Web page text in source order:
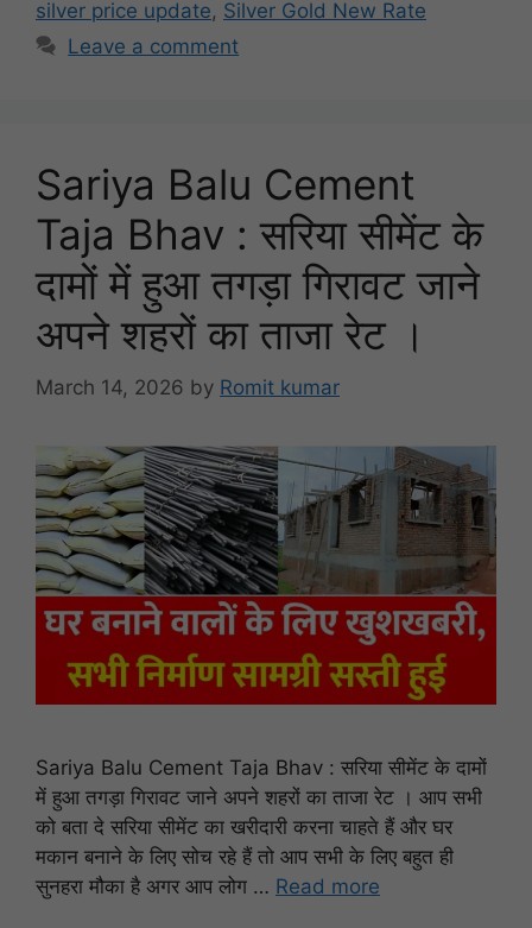
silver price update, Silver Gold New Rate
Leave a comment
Sariya Balu Cement
Taja Bhav : सरिया सीमेंट के
दामों में हुआ तगड़ा गिरावट जाने
अपने शहरों का ताजा रेट ।
March 14, 2026 by Romit kumar
Sariya Balu Cement Taja Bhav : सरिया सीमेंट के दामों
में हुआ तगड़ा गिरावट जाने अपने शहरों का ताजा रेट । आप सभी
को बता दे सरिया सीमेंट का खरीदारी करना चाहते हैं और घर
मकान बनाने के लिए सोच रहे हैं तो आप सभी के लिए बहुत ही
सुनहरा मौका है अगर आप लोग … Read more